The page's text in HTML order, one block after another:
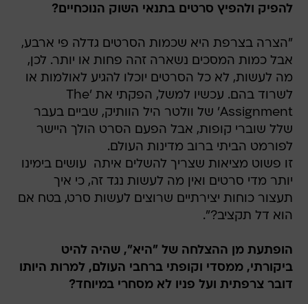
להפיק ולהפיץ סרטים בתנאי השוק הנוכחיים?
"הצרה בצרפת היא שכמות הסרטים גדלה פי ארבע,
אבל כמות המסכים נשארה זהה פחות או יותר. לכן,
מה לעשות, לא כל הסרטים יוכלו להגיע לאולמות או
לשרוד בהם. עכשיו למשל, הפקתי את 'The
Assignment' של וולטר היל הוותיק, שביים בעבר
שלל שוברי קופות, אבל הפעם הסרט הולך היישר
לפורמט הביתי ברוב מדינות העולם.
זו פשוט מציאות שצריך להשלים איתה  עושים בימינו
יותר מדי סרטים ואין מה לעשות נגד זה, כי איך
תעצור כוחות יצירתיים שרוצים לעשות סרט, בטח אם
הוא דל תקציב?".
הופתעת מן ההצלחה של "היא", שהיה להיט
ביקורתי, ממסדי וקופתי ברחבי העולם, למרות היותו
דובר צרפתית ועל פניו לא מסחרי במיוחד?